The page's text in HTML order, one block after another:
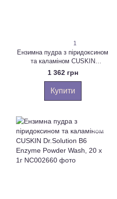
1
Ензимна пудра з піридоксином
та каламіном CUSKIN
Dr.Solution B6 Enzyme Powder
Wash, 55г
1 362 грн
Купити